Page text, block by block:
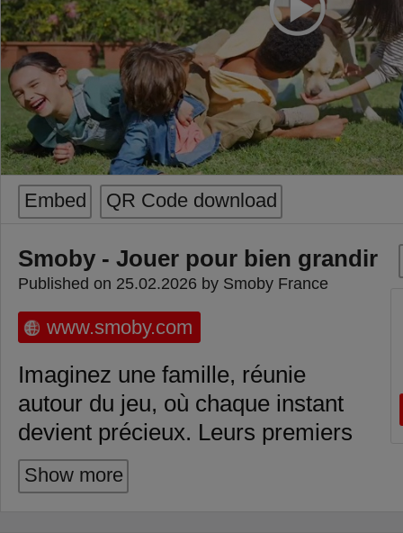
Embed QR Code download
Smoby - Jouer pour bien grandir
Published on 25.02.2026 by Smoby France
www.smoby.com
Imaginez une famille, réunie
autour du jeu, où chaque instant
devient précieux. Leurs premiers
éclats de rire avec Little Smoby,
les créations infinies avec Smoby
Show more